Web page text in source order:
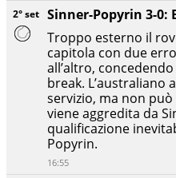
2° set Sinner-Popyrin 3-0:
Troppo esterno il
capitola con due
all’altro,
break. L’australiano
servizio, ma non
viene aggredita da
qualificazione
Popyrin.
16:55